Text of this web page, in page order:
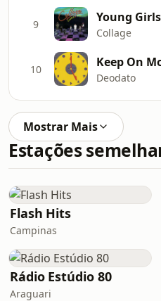
9 Young Girls
Collage
10 Keep On
Deodato
Mostrar Mais
Estações
Flash Hits
Campinas
Rádio Estúdio 80
Araguari